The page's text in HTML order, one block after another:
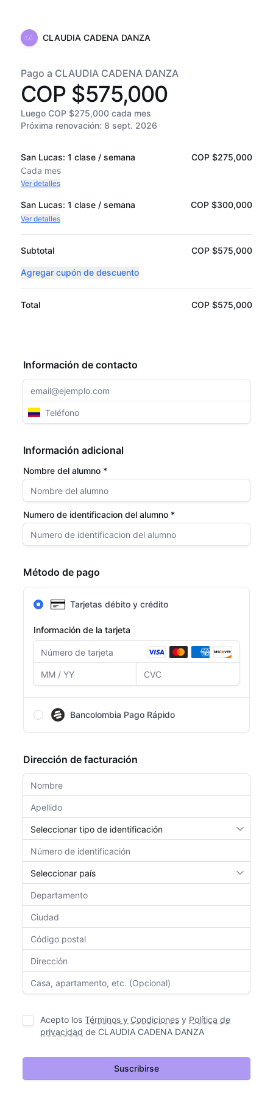
CLAUDIA CADENA DANZA
Pago a CLAUDIA CADENA DANZA
COP $575,000
Luego COP $275,000 cada mes
Próxima renovación: 8 sept. 2026
San Lucas: 1 clase / semana
Cada mes
Ver detalles
COP $275,000
San Lucas: 1 clase / semana
Ver detalles
COP $300,000
Subtotal COP $575,000
Agregar cupón de descuento
Total COP $575,000
Información de contacto
Información adicional
Nombre del alumno *
Numero de identificacion del alumno *
Método de pago
Tarjetas débito y crédito
Información de la tarjeta
Bancolombia Pago Rápido
completar el pago.
Dirección de facturación
Acepto los Términos y Condiciones y Política de
privacidad de CLAUDIA CADENA DANZA
Suscribirse